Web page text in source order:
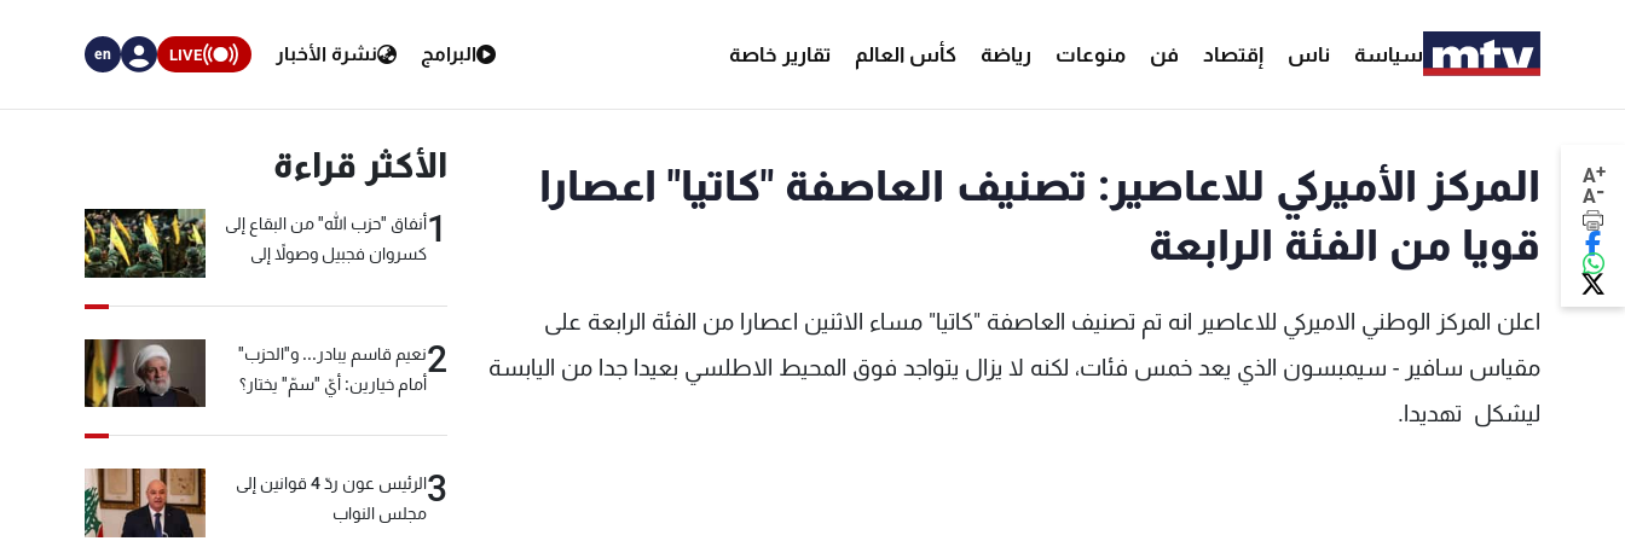
سياسة ناس إقتصاد فن منوعات رياضة كأس العالم تقارير خاصة البرامج نشرة الأخبار LIVE
en
A+
A-
المركز الأميركي للاعاصير: تصنيف العاصفة "كاتيا" اعصارا
قويا من الفئة الرابعة
اعلن المركز الوطني الاميركي للاعاصير انه تم تصنيف العاصفة "كاتيا" مساء الاثنين اعصارا من الفئة الرابعة على
مقياس سافير - سيمبسون الذي يعد خمس فئات، لكنه لا يزال يتواجد فوق المحيط الاطلسي بعيدا جدا من اليابسة
ليشكل تهديدا.
الأكثر قراءة
1أنفاق "حزب الله" من البقاع إلى
كسروان فجبيل وصولاً إلى
2نعيم قاسم يبادر... و"الحزب"
أمام خيارين: أيّ "سمّ" يختار؟
3
الرئيس عون ردّ 4 قوانين إلى
مجلس النواب